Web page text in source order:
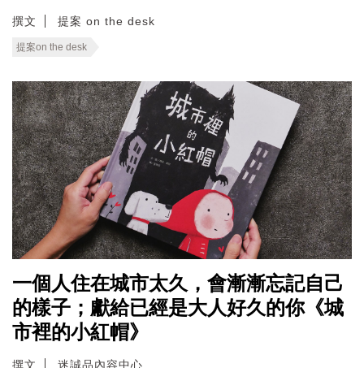
撰文 提案 on the desk
提案on the desk
一個人住在城市太久，會漸漸忘記自己
的樣子；獻給已經是大人好久的你《城
市裡的小紅帽》
撰文 迷誠品內容中心